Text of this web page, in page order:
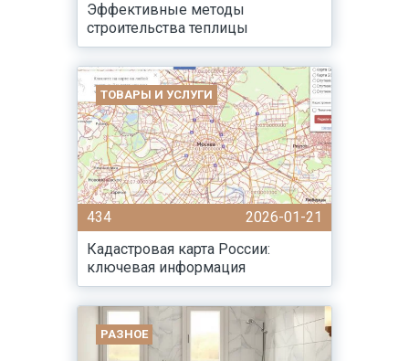
Эффективные методы
строительства теплицы
ТОВАРЫ И УСЛУГИ
434
2026-01-21
Кадастровая карта России:
ключевая информация
РАЗНОЕ